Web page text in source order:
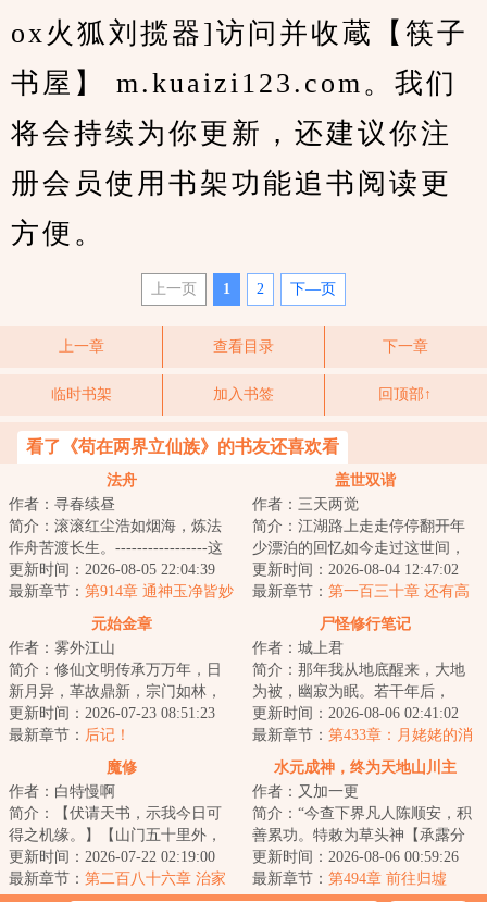
ox火狐刘揽器]访问并收蔵【筷子
书屋】 m.kuaizi123.com。我们
将会持续为你更新，还建议你注
册会员使用书架功能追书阅读更
方便。
上一页 1 2 下—页
上一章 查看目录 下一章
临时书架 加入书签 回顶部↑
看了《苟在两界立仙族》的书友还喜欢看
法舟
作者：寻春续昼
简介：滚滚红尘浩如烟海，炼法
作舟苦渡长生。-----------------这
是一个柳洞清误入魔门，见鬼蜮
森然，见...
更新时间：2026-08-05 22:04:39
最新章节： 第914章 通神玉净皆妙
宜（二合一求订！）
盖世双谐
作者：三天两觉
简介：江湖路上走走停停翻开年
少漂泊的回忆如今走过这世间，
万般留恋峰吹起了从前...
更新时间：2026-08-04 12:47:02
最新章节： 第一百三十章 还有高
手？（上）
元始金章
作者：雾外江山
简介：修仙文明传承万万年，日
新月异，革故鼎新，宗门如林，
强者如蚁。修士有奇遇，宗门有
死战，天地有灵...
更新时间：2026-07-23 08:51:23
最新章节： 后记！
尸怪修行笔记
作者：城上君
简介：那年我从地底醒来，大地
为被，幽寂为眠。若干年后，
……山间群妖来相会，独坐楼台
渡清宵。...
更新时间：2026-08-06 02:41:02
最新章节： 第433章：月姥姥的消
魔修
作者：白特慢啊
简介：【伏请天书，示我今日可
得之机缘。】【山门五十里外，
碧水寒潭，有灵鱼一尾，可捕
之。】【伏请天书...
更新时间：2026-07-22 02:19:00
最新章节： 第二百八十六章 治家
水元成神，终为天地山川主
作者：又加一更
简介：“今查下界凡人陈顺安，积
善累功。特敕为草头神【承露分
水兵】，赐草箓一枚，提拔神
职。”“多谢大...
更新时间：2026-08-06 00:59:26
最新章节： 第494章 前往归墟